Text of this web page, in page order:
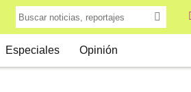
Especiales Opinión